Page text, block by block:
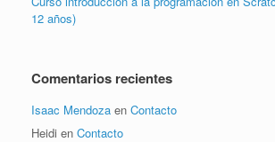
12 años)
Comentarios recientes
Isaac Mendoza en Contacto
Heidi en Contacto